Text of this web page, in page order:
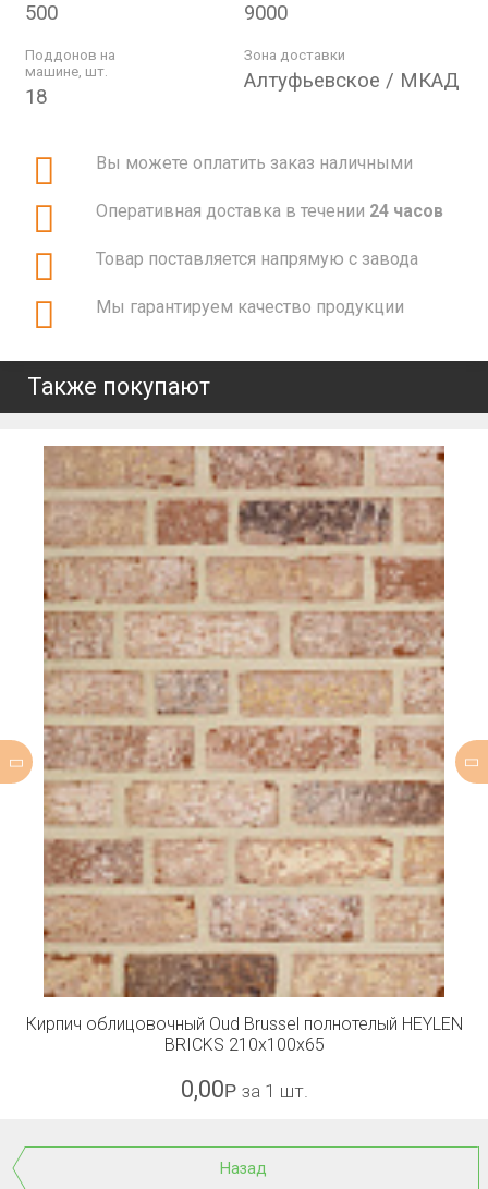
500 9000
Поддонов на
машине, шт.
18
Зона доставки
Алтуфьевское / МКАД
Вы можете оплатить заказ наличными
Оперативная доставка в течении 24 часов
Товар поставляется напрямую с завода
Мы гарантируем качество продукции
Также покупают
Кирпич облицовочный Oud Brussel полнотелый HEYLEN
BRICKS 210x100x65
0,00Р за 1 шт.
Назад